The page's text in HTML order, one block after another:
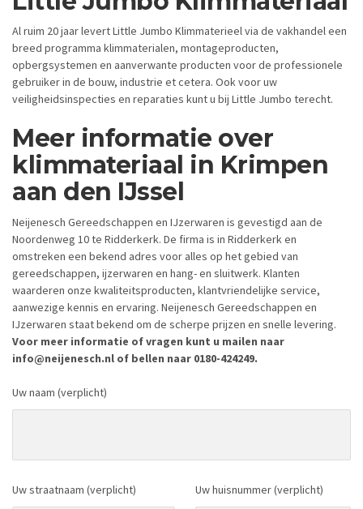
Al ruim 20 jaar levert Little Jumbo Klimmaterieel via de vakhandel een
breed programma klimmaterialen, montageproducten,
opbergsystemen en aanverwante producten voor de professionele
gebruiker in de bouw, industrie et cetera. Ook voor uw
veiligheidsinspecties en reparaties kunt u bij Little Jumbo terecht.
Meer informatie over
klimmateriaal in Krimpen
aan den IJssel
Neijenesch Gereedschappen en IJzerwaren is gevestigd aan de
Noordenweg 10 te Ridderkerk. De firma is in Ridderkerk en
omstreken een bekend adres voor alles op het gebied van
gereedschappen, ijzerwaren en hang- en sluitwerk. Klanten
waarderen onze kwaliteitsproducten, klantvriendelijke service,
aanwezige kennis en ervaring. Neijenesch Gereedschappen en
IJzerwaren staat bekend om de scherpe prijzen en snelle levering.
Voor meer informatie of vragen kunt u mailen naar
info@neijenesch.nl of bellen naar 0180-424249.
Uw naam (verplicht)
Uw straatnaam (verplicht) Uw huisnummer (verplicht)